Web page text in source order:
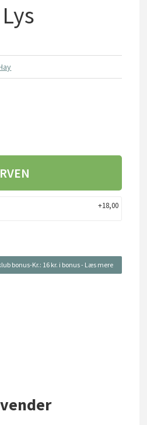
+18,00
bonus-Kr.: 16 kr. i bonus- Læs mere